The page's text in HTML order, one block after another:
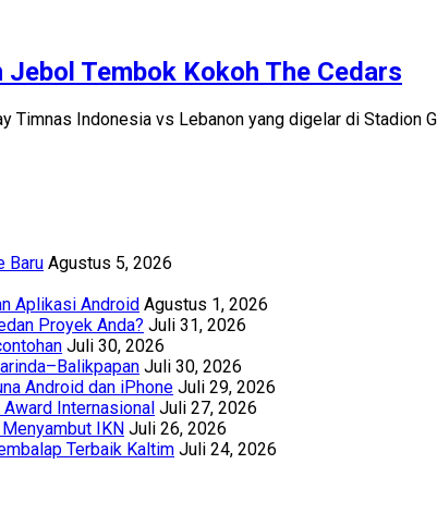
Tembok Kokoh The Cedars
Indonesia vs Lebanon yang digelar di Stadion
Baru Agustus 5, 2026
Aplikasi Android Agustus 1, 2026
Proyek Anda? Juli 31, 2026
Juli 30, 2026
Juli 30, 2026
Android dan iPhone Juli 29, 2026
Award Internasional Juli 27, 2026
IKN Juli 26, 2026
Terbaik Kaltim Juli 24, 2026